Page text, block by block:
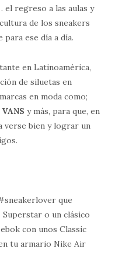
regreso a las aulas y
de los sneakers
para ese día a día.
en Latinoamérica,
de siluetas en
en moda como;
y más, para que, en
verse bien y lograr un
que
Superstar o un clásico
con unos Classic
tu armario Nike Air